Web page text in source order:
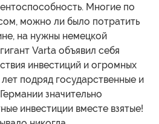
Многие по
можно ли было потратить
на нужны немецкой
Varta объявил себя
инвестиций и огромных
подряд государственные и
значительно
инвестиции вместе взятые!